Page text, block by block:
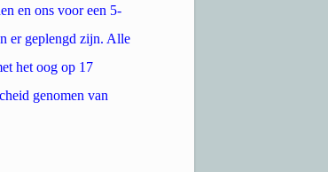
en ons voor een 5-
er geplengd zijn. Alle
het oog op 17
genomen van